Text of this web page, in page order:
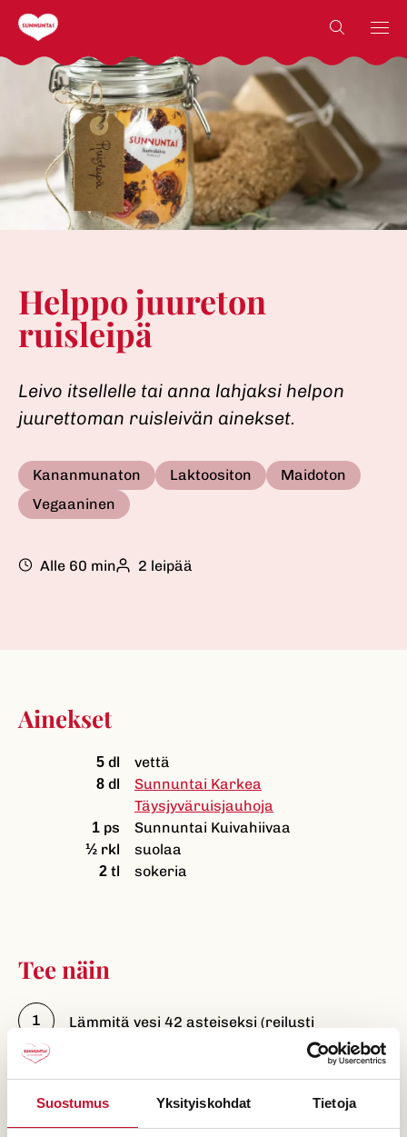
Suostumus Yksityiskohdat Tietoja
Skip
content
Helppo juureton
ruisleipä
Leivo itsellelle tai anna lahjaksi helpon
juurettoman ruisleivän ainekset.
Kananmunaton Laktoositon
Maidoton
Vegaaninen
Alle 60 min 2 leipää
Ainekset
5 dl vettä
8 dl
Sunnuntai Karkea
Täysjyväruisjauhoja
1 ps Sunnuntai Kuivahiivaa
½ rkl suolaa
2 tl sokeria
Tee näin
Lämmitä vesi 42 asteiseksi (reilusti
kädenlämpöiseksi). Sekoita joukkoon
Peitä taikina liinalla ja anna kohota 1 tunti.